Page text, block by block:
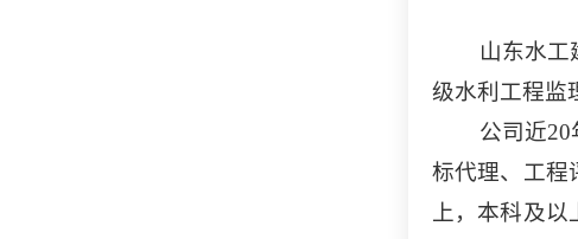
山东水
级水利工程监
公司近20
标代理、工程
上，本科及